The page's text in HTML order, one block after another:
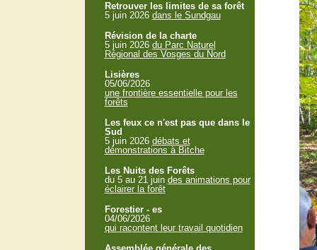
Retrouver les limites de sa forêt
5 juin 2026 dans le Sundgau
Révision de la charte
5 juin 2026 du Parc Naturel
Régional des Vosges du Nord
Lisières
05/06/2026
une frontière essentielle pour les
forêts
Les feux ce n'est pas que dans le
Sud
5 juin 2026 débats et
démonstrations à Bitche
Les Nuits des Forêts
du 5 au 21 juin des animations pour
éclairer la forêt
Forestier - es
04/06/2026
qui racontent leur travail quotidien